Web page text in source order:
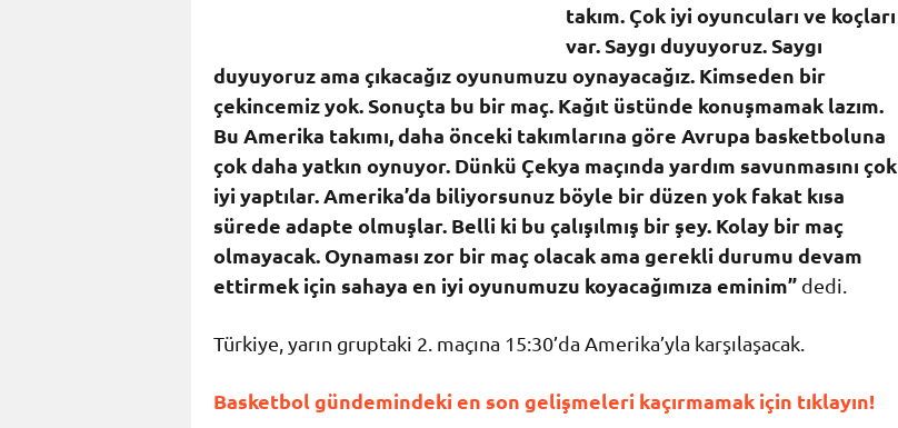
takım. Çok iyi oyuncuları ve koçları
var. Saygı duyuyoruz. Saygı
duyuyoruz ama çıkacağız oyunumuzu oynayacağız. Kimseden bir
çekincemiz yok. Sonuçta bu bir maç. Kağıt üstünde konuşmamak lazım.
Bu Amerika takımı, daha önceki takımlarına göre Avrupa basketboluna
çok daha yatkın oynuyor. Dünkü Çekya maçında yardım savunmasını çok
iyi yaptılar. Amerika’da biliyorsunuz böyle bir düzen yok fakat kısa
sürede adapte olmuşlar. Belli ki bu çalışılmış bir şey. Kolay bir maç
olmayacak. Oynaması zor bir maç olacak ama gerekli durumu devam
ettirmek için sahaya en iyi oyunumuzu koyacağımıza eminim” dedi.
Türkiye, yarın gruptaki 2. maçına 15:30’da Amerika’yla karşılaşacak.
Basketbol gündemindeki en son gelişmeleri kaçırmamak için tıklayın!